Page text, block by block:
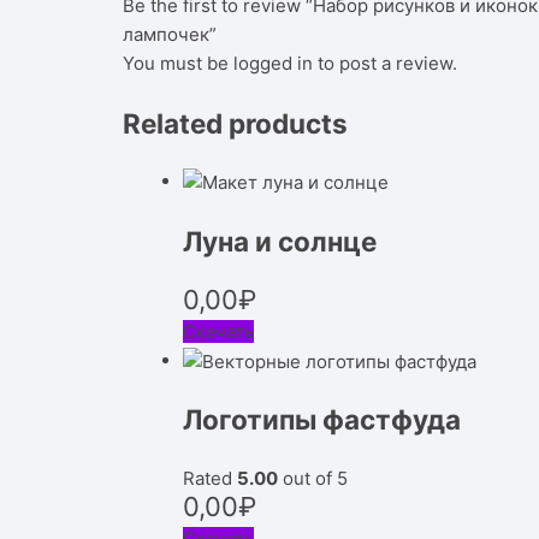
Be the first to review “Набор рисунков и иконок
лампочек”
You must be logged in to post a review.
Related products
Луна и солнце
0,00₽
Скачать
Логотипы фастфуда
Rated 5.00 out of 5
0,00₽